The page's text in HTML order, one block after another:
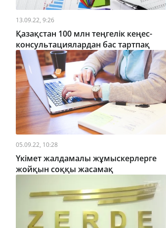
13.09.22, 9:26
Қазақстан 100 млн теңгелік кеңес-
консультациялардан бас тартпақ
05.09.22, 10:28
Үкімет жалдамалы жұмыскерлерге
жойқын соққы жасамақ